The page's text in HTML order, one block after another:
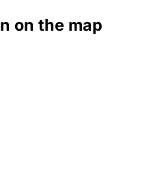
on the map